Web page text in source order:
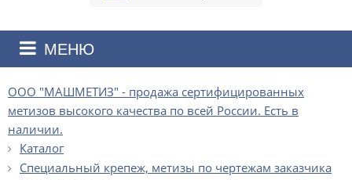
МЕНЮ
ООО "МАШМЕТИЗ" - продажа сертифицированных
метизов высокого качества по всей России. Есть в
наличии.
Каталог
Специальный крепеж, метизы по чертежам заказчика